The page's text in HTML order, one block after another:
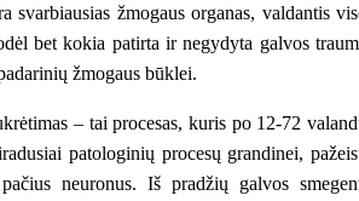
svarbiausias žmogaus organas, valdantis
bet kokia patirta ir negydyta galvos
žmogaus būklei.
– tai procesas, kuris po 12-72
patologinių procesų grandinei,
neuronus. Iš pradžių galvos